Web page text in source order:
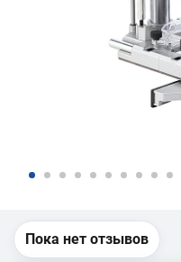
Пока нет отзывов